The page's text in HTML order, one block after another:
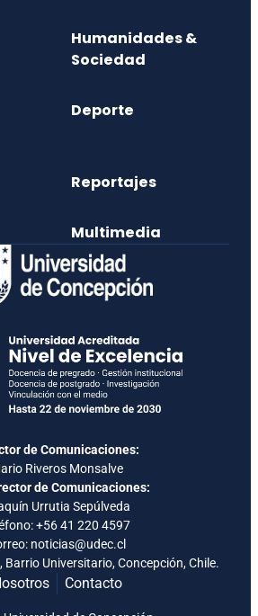
Humanidades &
Sociedad
Deporte
Reportajes
Multimedia
de Comunicaciones:
Riveros Monsalve
de Comunicaciones:
Urrutia Sepúlveda
+56 41 220 4597
noticias@udec.cl
Barrio Universitario, Concepción, Chile.
Contacto